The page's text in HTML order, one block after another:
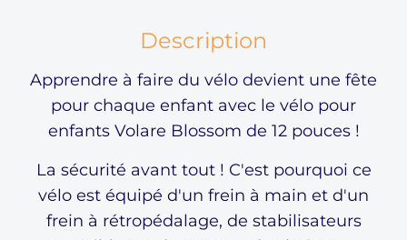
Description
Apprendre à faire du vélo devient une fête
pour chaque enfant avec le vélo pour
enfants Volare Blossom de 12 pouces !
La sécurité avant tout ! C'est pourquoi ce
vélo est équipé d'un frein à main et d'un
frein à rétropédalage, de stabilisateurs